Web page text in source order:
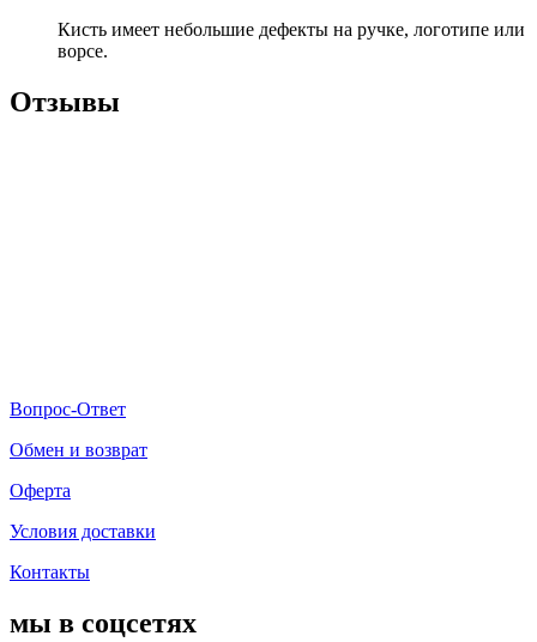
Кисть имеет небольшие дефекты на ручке, логотипе или
ворсе.
Отзывы
Вопрос-Ответ
Обмен и возврат
Оферта
Условия доставки
Контакты
мы в соцсетях